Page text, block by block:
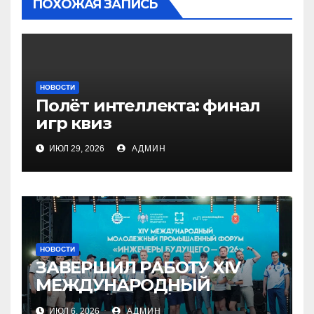
ПОХОЖАЯ ЗАПИСЬ
НОВОСТИ
Полёт интеллекта: финал
игр квиз
ИЮЛ 29, 2026 АДМИН
НОВОСТИ
ЗАВЕРШИЛ РАБОТУ XIV
МЕЖДУНАРОДНЫЙ
МОЛОДЁЖНЫЙ
ИЮЛ 6, 2026 АДМИН